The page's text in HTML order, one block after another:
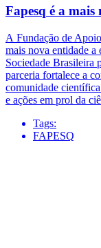
Fapesq é a
A Fundação de
mais nova entidade a
Sociedade Brasileira
parceria fortalece a
comunidade
e ações em prol da
Tags:
FAPESQ